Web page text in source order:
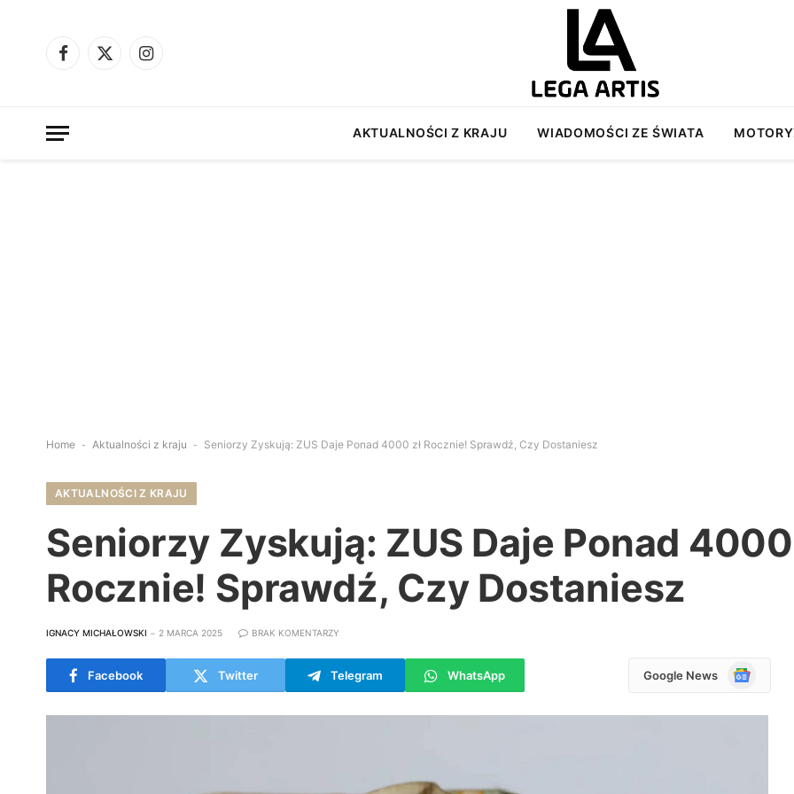
Facebook
X
Instagram
AKTUALNOŚCI Z KRAJU WIADOMOŚCI ZE ŚWIATA
Home - Aktualności z kraju - Seniorzy Zyskują: ZUS Daje Ponad 4000 zł Rocznie! Sprawdź, Czy Dostaniesz
AKTUALNOŚCI Z KRAJU
Seniorzy Zyskują: ZUS Daje Ponad 4000
Rocznie! Sprawdź, Czy Dostaniesz
IGNACY MICHAŁOWSKI 2 MARCA 2025 BRAK KOMENTARZY
Facebook Twitter Telegram WhatsApp Google News
Google